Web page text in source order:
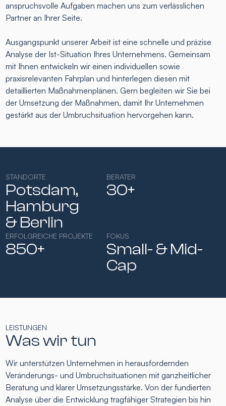
anspruchsvolle Aufgaben machen uns zum verlässlichen
Partner an Ihrer Seite.
Ausgangspunkt unserer Arbeit ist eine schnelle und präzise
Analyse der Ist-Situation Ihres Unternehmens. Gemeinsam
mit Ihnen entwickeln wir einen individuellen sowie
praxisrelevanten Fahrplan und hinterlegen diesen mit
detaillierten Maßnahmenplänen. Gern begleiten wir Sie bei
der Umsetzung der Maßnahmen, damit Ihr Unternehmen
gestärkt aus der Umbruchsituation hervorgehen kann.
STANDORTE
Potsdam,
Hamburg​
& Berlin
BERATER
30+
ERFOLGREICHE PROJEKTE
850+
FOKUS
Small- & Mid-
Cap​
LEISTUNGEN
Was wir tun
Wir unterstützen Unternehmen in herausfordernden
Veränderungs- und Umbruchsituationen mit ganzheitlicher
Beratung und klarer Umsetzungsstärke. Von der fundierten
Analyse über die Entwicklung tragfähiger Strategien bis hin